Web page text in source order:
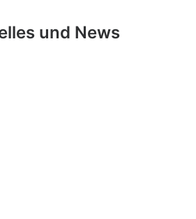
und News